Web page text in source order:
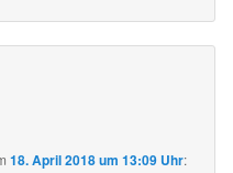
18. April 2018 um 13:09 Uhr: